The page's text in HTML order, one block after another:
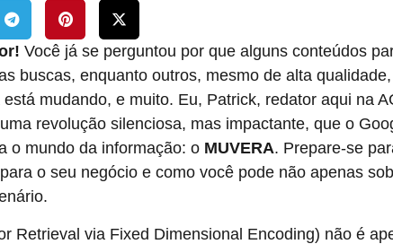
Você já se perguntou por que alguns conteúdos
buscas, enquanto outros, mesmo de alta
mudando, e muito. Eu, Patrick, redator aqui na
revolução silenciosa, mas impactante, que o
o mundo da informação: o MUVERA. Prepare-se
o seu negócio e como você pode não apenas
Retrieval via Fixed Dimensional Encoding) não é